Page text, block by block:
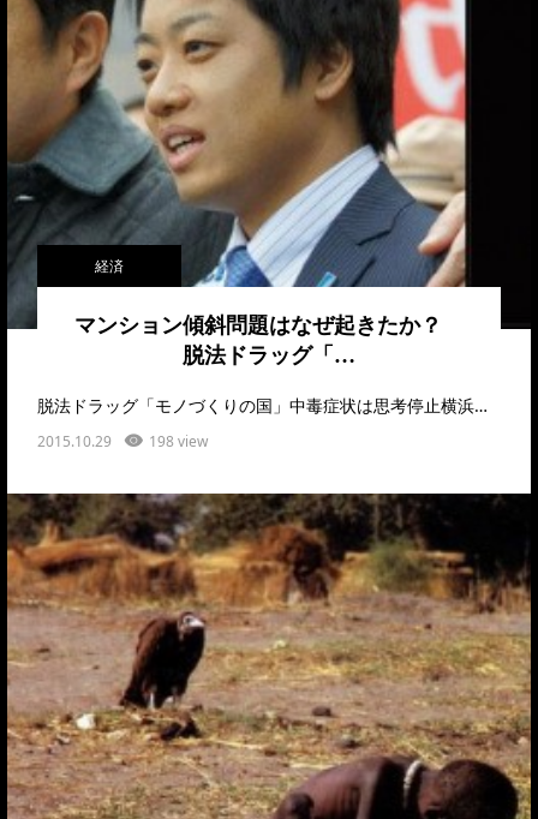
経済
マンション傾斜問題はなぜ起きたか？
脱法ドラッグ「…
脱法ドラッグ「モノづくりの国」中毒症状は思考停止横浜…
2015.10.29 198 view